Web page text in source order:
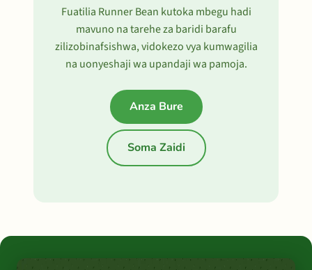
Fuatilia Runner Bean kutoka mbegu hadi
mavuno na tarehe za baridi barafu
zilizobinafsishwa, vidokezo vya kumwagilia
na uonyeshaji wa upandaji wa pamoja.
Anza Bure
Soma Zaidi